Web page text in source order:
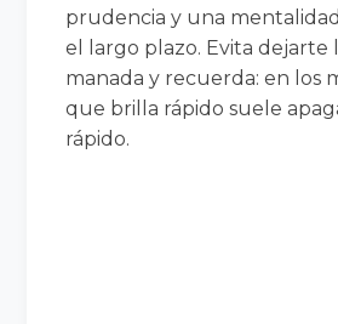
prudencia y una
el largo plazo. Evita dejarte
manada y recuerda: en los
que brilla rápido suele
rápido.